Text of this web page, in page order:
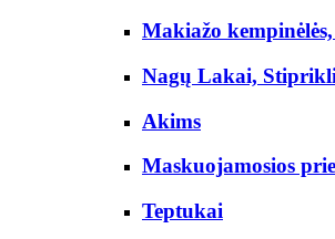
Makiažo kempinėlės,
Nagų Lakai,
Akims
Maskuojamosios
Teptukai